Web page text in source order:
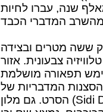
שנה, עברו לחיות
ששה מטרים ובצידה
צבעונית. אזור
תפאורה מושלמת
המדבריות של
הסרט. גם מלון (Sidi Driss) הבנוי אף הוא מתחת לקרקע,